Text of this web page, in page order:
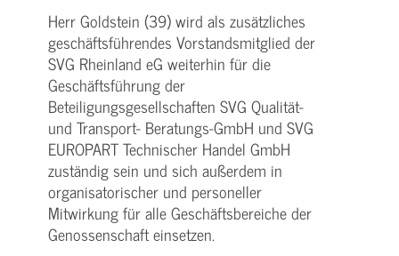
Herr Goldstein (39) wird als zusätzliches
geschäftsführendes Vorstandsmitglied der
SVG Rheinland eG weiterhin für die
Geschäftsführung der
Beteiligungsgesellschaften SVG Qualität-
und Transport- Beratungs-GmbH und SVG
EUROPART Technischer Handel GmbH
zuständig sein und sich außerdem in
organisatorischer und personeller
Mitwirkung für alle Geschäftsbereiche der
Genossenschaft einsetzen.